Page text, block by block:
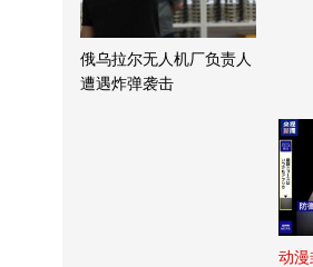
俄乌拉尔无人机厂负责人
遭遇炸弹袭击
动漫